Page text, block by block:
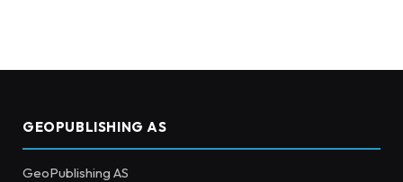
GEOPUBLISHING AS
GeoPublishing AS